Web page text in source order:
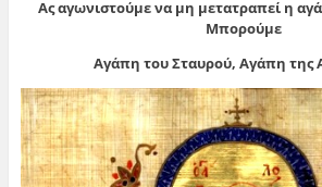
Ας αγωνιστούμε να μη μετατραπεί η
Μπορούμε
Αγάπη του Σταυρού, Αγάπη της